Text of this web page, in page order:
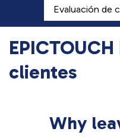
clientes
Why